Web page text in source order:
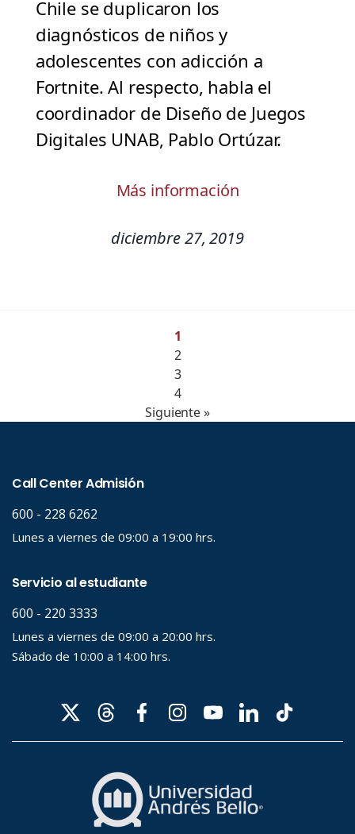
Chile se duplicaron los
diagnósticos de niños y
adolescentes con adicción a
Fortnite. Al respecto, habla el
coordinador de Diseño de Juegos
Digitales UNAB, Pablo Ortúzar.
Más información
diciembre 27, 2019
1
2
3
4
Siguiente »